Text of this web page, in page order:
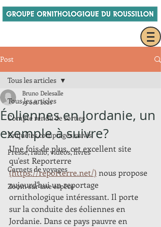
Post
Tous les articles
Compte rendu de sorties
Enquêtes,comptages,suivis
Presse, radio, vidéos, livres
Carnets de voyages
Zoom sur une espèce
Tous les articles
Éoliennes en Jordanie, un
exemple à suivre?
Bruno Delesalle
19 oct. 2021
Une fois de plus, cet excellent site
qu'est Reporterre
(https://reporterre.net/) nous propose
aujourd'hui un reportage
ornithologique intéressant. Il porte
sur la conduite des éoliennes en
Jordanie. Dans ce pays pauvre en